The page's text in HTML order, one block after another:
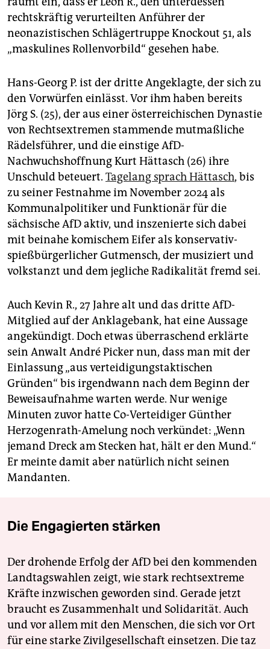
rechtskräftig verurteilten Anführer der
neonazistischen Schlägertruppe Knockout 51, als
„maskulines Rollenvorbild“ gesehen habe.
Hans-Georg P. ist der dritte Angeklagte, der sich zu
den Vorwürfen einlässt. Vor ihm haben bereits
Jörg S. (25), der aus einer österreichischen Dynastie
von Rechtsextremen stammende mutmaßliche
Rädelsführer, und die einstige AfD-
Nachwuchshoffnung Kurt Hättasch (26) ihre
Unschuld beteuert. Tagelang sprach Hättasch, bis
zu seiner Festnahme im November 2024 als
Kommunalpolitiker und Funktionär für die
sächsische AfD aktiv, und inszenierte sich dabei
mit beinahe komischem Eifer als konservativ-
spießbürgerlicher Gutmensch, der musiziert und
volkstanzt und dem jegliche Radikalität fremd sei.
Auch Kevin R., 27 Jahre alt und das dritte AfD-
Mitglied auf der Anklagebank, hat eine Aussage
angekündigt. Doch etwas überraschend erklärte
sein Anwalt André Picker nun, dass man mit der
Einlassung „aus verteidigungstaktischen
Gründen“ bis irgendwann nach dem Beginn der
Beweisaufnahme warten werde. Nur wenige
Minuten zuvor hatte Co-Verteidiger Günther
Herzogenrath-Amelung noch verkündet: „Wenn
jemand Dreck am Stecken hat, hält er den Mund.“
Er meinte damit aber natürlich nicht seinen
Mandanten.
Die Engagierten stärken
Der drohende Erfolg der AfD bei den kommenden
Landtagswahlen zeigt, wie stark rechtsextreme
Kräfte inzwischen geworden sind. Gerade jetzt
braucht es Zusammenhalt und Solidarität. Auch
und vor allem mit den Menschen, die sich vor Ort
für eine starke Zivilgesellschaft einsetzen. Die taz